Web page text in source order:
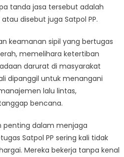
Role
of
Polisi
Pamong
Maintaining
Civic
Order
tanda jasa tersebut adalah
disebut juga Satpol PP.
keamanan sipil yang bertugas
memelihara ketertiban
darurat di masyarakat
dipanggil untuk menangani
lalu lintas,
bencana.
penting dalam menjaga
Satpol PP sering kali tidak
Mereka bekerja tanpa kenal